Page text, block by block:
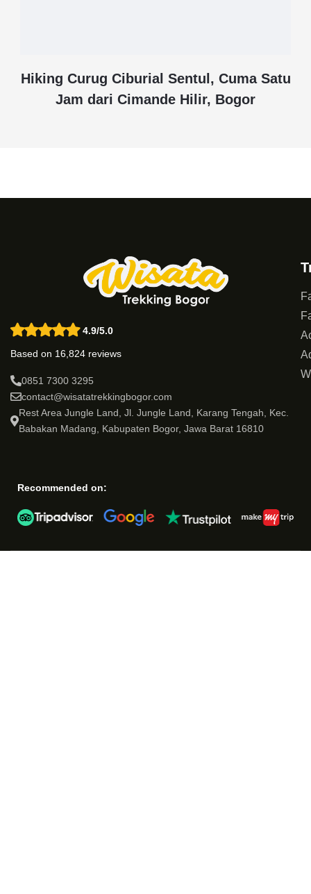
Hiking Curug Ciburial Sentul, Cuma Satu
Jam dari Cimande Hilir, Bogor
4.9/5.0
Based on 16,824 reviews
0851 7300 3295
contact@wisatatrekkingbogor.com
Rest Area Jungle Land, Jl. Jungle Land, Karang Tengah, Kec.
Babakan Madang, Kabupaten Bogor, Jawa Barat 16810
Recommended on: